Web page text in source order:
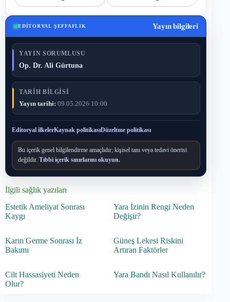
EDITORYAL ŞEFFAFLIK Yayın bilgileri
YAYIN SORUMLUSU
Op. Dr. Ali Gürtuna
TARIH BILGISI
Yayın tarihi: 09.05.2026 10:00
Editoryal ilkelerKaynak politikasıDüzeltme politikası
Bu içerik genel bilgilendirme amaçlıdır; kişisel tanı veya tedavi önerisi
değildir. Tıbbi içerik sınırlarını okuyun.
İlgili sağlık yazıları
Estetik Ameliyat Sonrası
Kaygı
Yara İzinin Rengi Neden
Değişir?
Karın Germe Sonrası İz
Bakımı
Güneş Lekesi Riskini
Artıran Faktörler
Cilt Hassasiyeti Neden
Olur?
Yara Bandı Nasıl Kullanılır?